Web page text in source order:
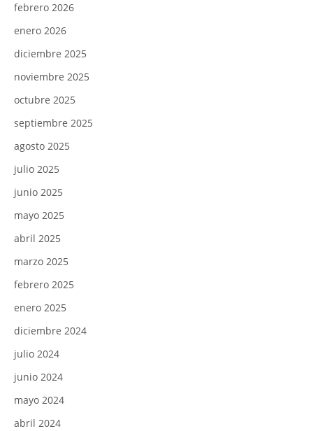
febrero 2026
enero 2026
diciembre 2025
noviembre 2025
octubre 2025
septiembre 2025
agosto 2025
julio 2025
junio 2025
mayo 2025
abril 2025
marzo 2025
febrero 2025
enero 2025
diciembre 2024
julio 2024
junio 2024
mayo 2024
abril 2024